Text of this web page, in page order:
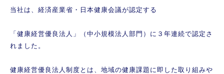
当社は、経済産業省・日本健康会議が認定する
「健康経営優良法人」（中小規模法人部門）に３年連続で認定さ
れました。
健康経営優良法人制度とは、地域の健康課題に即した取り組みや